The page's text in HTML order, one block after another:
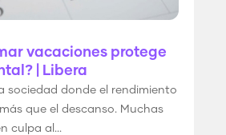
vacaciones protege
| Libera
sociedad donde el rendimiento
que el descanso. Muchas
culpa al...